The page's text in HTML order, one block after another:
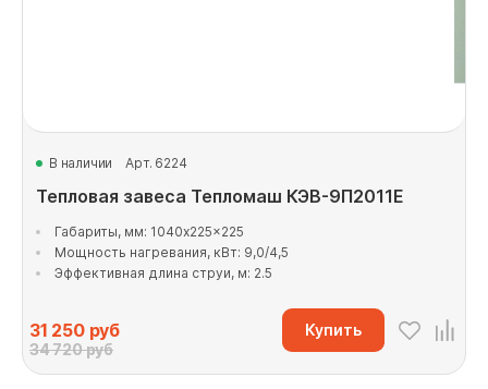
В наличии Арт. 6224
Тепловая завеса Тепломаш КЭВ-9П2011Е
Габариты, мм: 1040x225x225
Мощность нагревания, кВт: 9,0/4,5
Эффективная длина струи, м: 2.5
31 250руб
34 720 руб
Купить